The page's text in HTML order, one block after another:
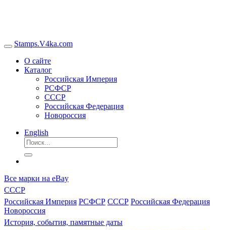
Stamps.V4ka.com
О сайте
Каталог
Российская Империя
РСФСР
СССР
Российская Федерация
Новороссия
English
Все марки на eBay
СССР
Российская Империя РСФСР СССР Российская Федерация
Новороссия
История, события, памятные даты